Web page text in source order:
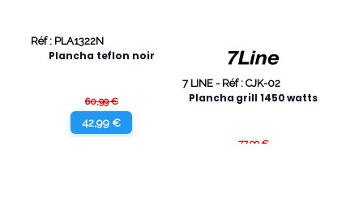
Réf : PLA1322N
Plancha teflon noir
60,99 €
42,99 €
7 LINE - Réf : CJK-02
Plancha grill 1450 watts
77,99 €